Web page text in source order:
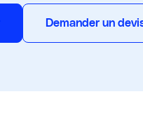
Demander un